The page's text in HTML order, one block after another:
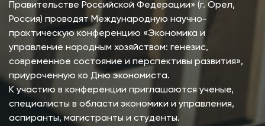
Правительстве Российской Федерации» (г. Орел,
Россия) проводят Международную научно-
практическую конференцию «Экономика и
управление народным хозяйством: генезис,
современное состояние и перспективы развития»,
приуроченную ко Дню экономиста.
К участию в конференции приглашаются ученые,
специалисты в области экономики и управления,
аспиранты, магистранты и студенты.